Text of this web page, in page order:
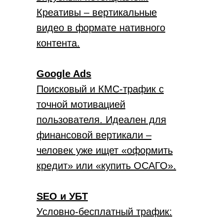
Креативы – вертикальные
видео в формате нативного
контента.
Google Ads
Поисковый и КМС-трафик с
точной мотивацией
пользователя. Идеален для
финансовой вертикали –
человек уже ищет «оформить
кредит» или «купить ОСАГО».
SEO и УБТ
Условно-бесплатный трафик: